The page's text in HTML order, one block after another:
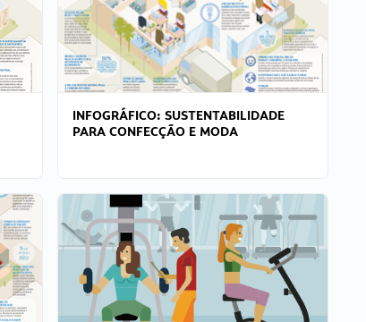
INFOGRÁFICO: SUSTENTABILIDADE
PARA CONFECÇÃO E MODA